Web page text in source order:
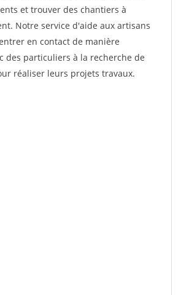
et trouver des chantiers à
Notre service d'aide aux artisans
en contact de manière
des particuliers à la recherche de
réaliser leurs projets travaux.